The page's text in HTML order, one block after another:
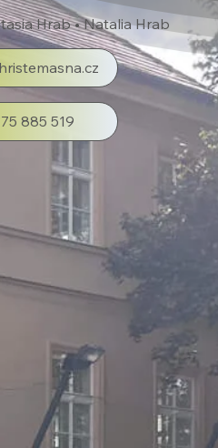
Hrab • Natalia Hrab
885 519